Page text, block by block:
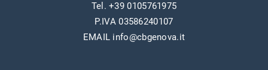
Tel. +39 0105761975
P.IVA 03586240107
EMAIL info@cbgenova.it